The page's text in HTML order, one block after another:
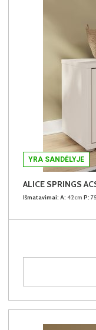
YRA SANDĖLYJE
ALICE SPRINGS
Išmatavimai: A: 42cm P: